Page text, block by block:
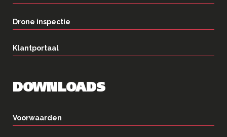
Drone inspectie
Klantportaal
DOWNLOADS
Voorwaarden